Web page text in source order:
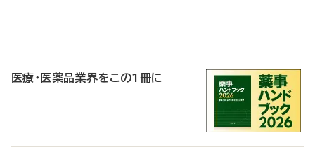
医療・医薬品業界をこの1冊に